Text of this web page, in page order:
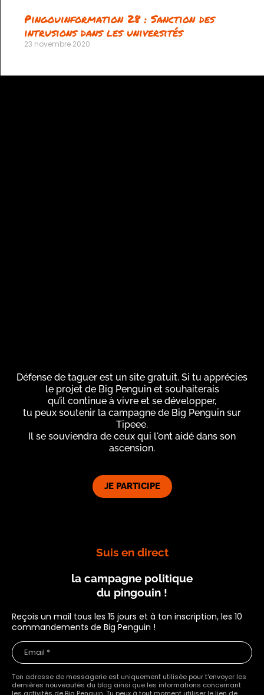
Pingouinformation 28 : Sanction des
intrusions dans les universités
23 novembre 2020
Défense de taguer est un site gratuit. Si tu apprécies
le projet de Big Penguin et souhaiterais
qu’il continue à vivre et se développer,
tu peux soutenir la campagne de Big Penguin sur
Tipeee.
Il se souviendra de ceux qui l'ont aidé dans son
ascension.
JE PARTICIPE
Suis en direct
la campagne politique
du pingouin !
Reçois un mail tous les 15 jours et à ton inscription, les 10
commandements de Big Penguin !
Ton adresse de messagerie est uniquement utilisée pour t'envoyer les
dernières nouveautés du blog ainsi que les informations concernant
les activités de Big Penguin. Tu peux à tout moment utiliser le lien de